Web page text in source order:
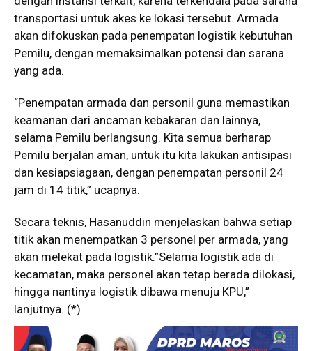
transportasi untuk akes ke lokasi tersebut. Armada
akan difokuskan pada penempatan logistik kebutuhan
Pemilu, dengan memaksimalkan potensi dan sarana
yang ada.
“Penempatan armada dan personil guna memastikan
keamanan dari ancaman kebakaran dan lainnya,
selama Pemilu berlangsung. Kita semua berharap
Pemilu berjalan aman, untuk itu kita lakukan antisipasi
dan kesiapsiagaan, dengan penempatan personil 24
jam di 14 titik,” ucapnya.
Secara teknis, Hasanuddin menjelaskan bahwa setiap
titik akan menempatkan 3 personel per armada, yang
akan melekat pada logistik.”Selama logistik ada di
kecamatan, maka personel akan tetap berada dilokasi,
hingga nantinya logistik dibawa menuju KPU,”
lanjutnya. (*)